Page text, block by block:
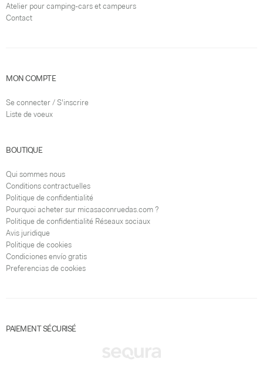
Atelier pour camping-cars et campeurs
Contact
MON COMPTE
Se connecter / S'inscrire
Liste de voeux
BOUTIQUE
Qui sommes nous
Conditions contractuelles
Politique de confidentialité
Pourquoi acheter sur micasaconruedas.com ?
Politique de confidentialité Réseaux sociaux
Avis juridique
Politique de cookies
Condiciones envío gratis
Preferencias de cookies
PAIEMENT SÉCURISÉ